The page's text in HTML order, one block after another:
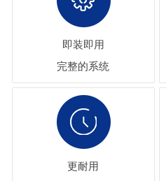
即装即用
完整的系统
更耐用